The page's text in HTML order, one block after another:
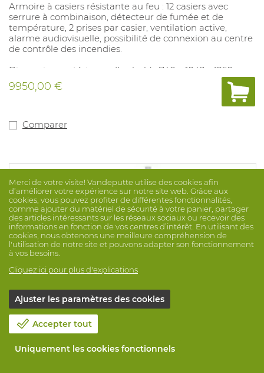
Armoire à casiers résistante au feu : 12 casiers avec
serrure à combinaison, détecteur de fumée et de
température, 2 prises par casier, ventilation active,
alarme audiovisuelle, possibilité de connexion au centre
de contrôle des incendies.
Dimensions extérieures (L x l x h) : 740 x 1042 x 1950 mm
(2100 mm avec alarme amovible)
Dimensions des casiers : 480 x 240 x 650 mm
indiquer CLAIREMENT si un chariot élévateur est
9950,00 €
Comparer
Merci de votre visite! Vandeputte utilise des cookies afin
d’améliorer votre expérience sur notre site web. Grâce aux
cookies, vous pouvez profiter de différentes fonctionnalités,
comme ajouter du matériel de sécurité à votre panier, partager
des articles intéressants sur les réseaux sociaux ou recevoir des
informations en fonction de vos centres d’intérêt. En utilisant des
cookies, nous obtenons une meilleure compréhension de
l'utilisation de notre site et pouvons adapter son fonctionnement
à vos besoins.
Cliquez ici pour plus d'explications
Ajuster les paramètres des cookies
Accepter tout
Uniquement les cookies fonctionnels